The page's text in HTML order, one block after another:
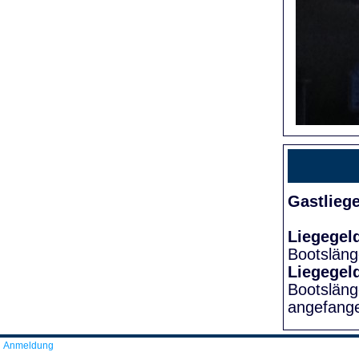
Anmeldung